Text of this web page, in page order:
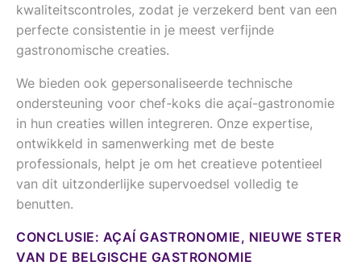
kwaliteitscontroles, zodat je verzekerd bent van een
perfecte consistentie in je meest verfijnde
gastronomische creaties.
We bieden ook gepersonaliseerde technische
ondersteuning voor chef-koks die açaí-gastronomie
in hun creaties willen integreren. Onze expertise,
ontwikkeld in samenwerking met de beste
professionals, helpt je om het creatieve potentieel
van dit uitzonderlijke supervoedsel volledig te
benutten.
CONCLUSIE: AÇAÍ GASTRONOMIE, NIEUWE STER
VAN DE BELGISCHE GASTRONOMIE